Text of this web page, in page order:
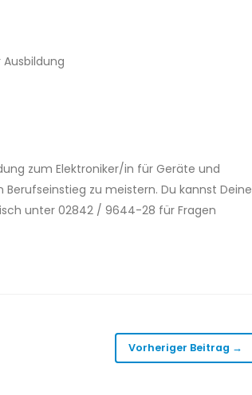
zum Elektroniker/in für Geräte und
zu meistern. Du kannst Deine
unter 02842 / 9644-28 für Fragen
Vorheriger Beitrag →